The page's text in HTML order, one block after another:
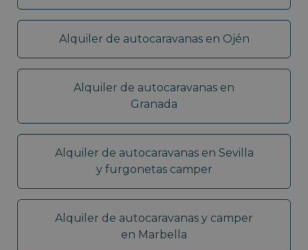
Alquiler de autocaravanas en Ojén
Alquiler de autocaravanas en
Granada
Alquiler de autocaravanas en Sevilla
y furgonetas camper
Alquiler de autocaravanas y camper
en Marbella